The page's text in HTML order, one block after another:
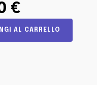
€
AL CARRELLO